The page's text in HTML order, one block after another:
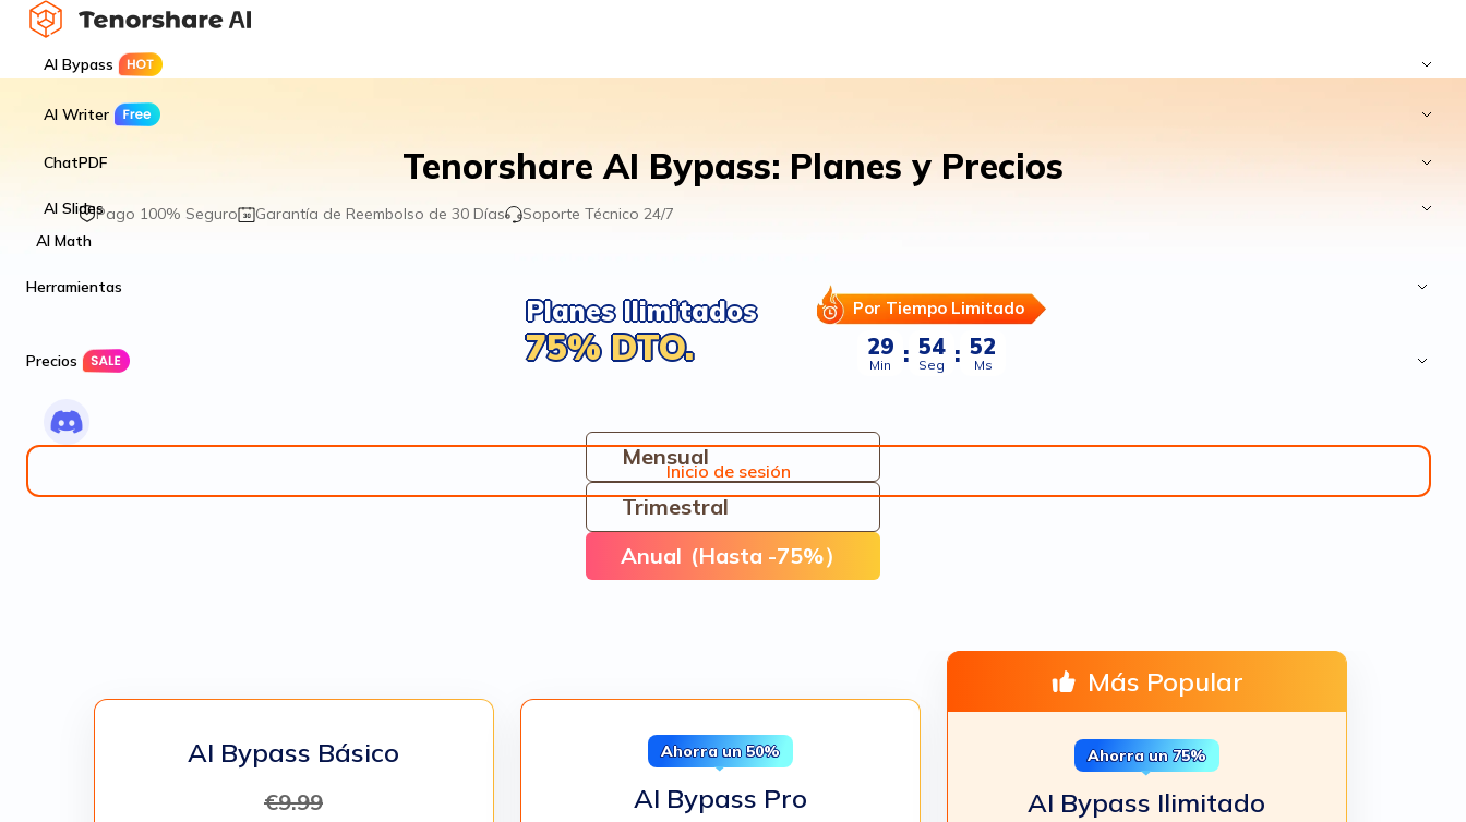
AI Bypass
AI Writer
ChatPDF
AI Slides
AI Math
Herramientas
Precios
Inicio de sesión
Tenorshare AI Bypass: Planes y Precios
Pago 100% Seguro Garantía de Reembolso de 30 Días Soporte Técnico 24/7
Planes Ilimitados
75% DTO.
Por Tiempo Limitado
29
Min : 53
Seg : 28
Ms
Mensual
Trimestral
Anual (Hasta -75%）
AI Bypass Básico
€9.99
Ahorra un 50%
AI Bypass Pro
Más Popular
Ahorra un 75%
AI Bypass Ilimitado